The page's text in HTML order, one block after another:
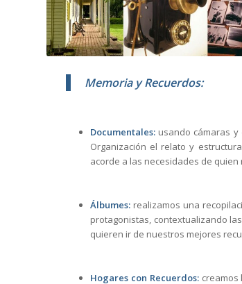
Memoria y Recuerdos:
Documentales: usando cámaras
Organización el relato y
acorde a las necesidades de
Álbumes: realizamos una
protagonistas, contextualizando
quieren ir de nuestros mejores
Hogares con Recuerdos: